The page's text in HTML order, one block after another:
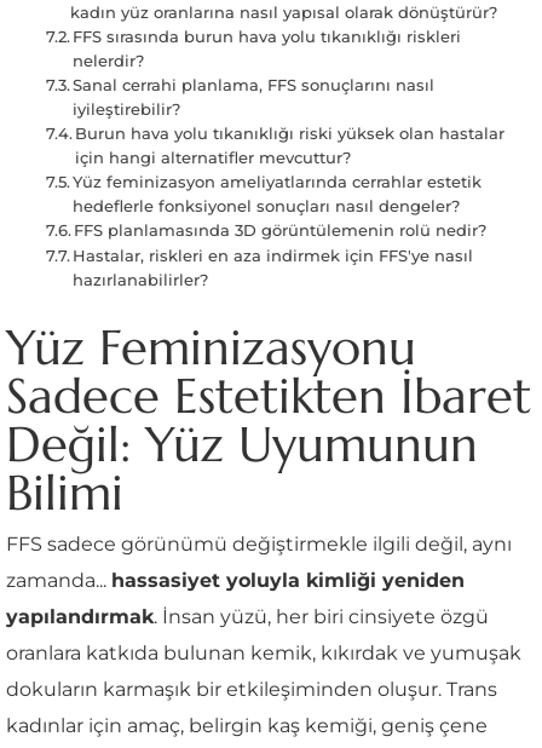
kadın yüz oranlarına nasıl yapısal olarak dönüştürür?
FFS sırasında burun hava yolu tıkanıklığı riskleri
nelerdir?
Sanal cerrahi planlama, FFS sonuçlarını nasıl
iyileştirebilir?
Burun hava yolu tıkanıklığı riski yüksek olan hastalar
için hangi alternatifler mevcuttur?
Yüz feminizasyon ameliyatlarında cerrahlar estetik
hedeflerle fonksiyonel sonuçları nasıl dengeler?
FFS planlamasında 3D görüntülemenin rolü nedir?
Hastalar, riskleri en aza indirmek için FFS'ye nasıl
hazırlanabilirler?
Yüz Feminizasyonu
Sadece Estetikten İbaret
Değil: Yüz Uyumunun
Bilimi
FFS sadece görünümü değiştirmekle ilgili değil, aynı
zamanda... hassasiyet yoluyla kimliği yeniden
yapılandırmak. İnsan yüzü, her biri cinsiyete özgü
oranlara katkıda bulunan kemik, kıkırdak ve yumuşak
dokuların karmaşık bir etkileşiminden oluşur. Trans
kadınlar için amaç, belirgin kaş kemiği, geniş çene